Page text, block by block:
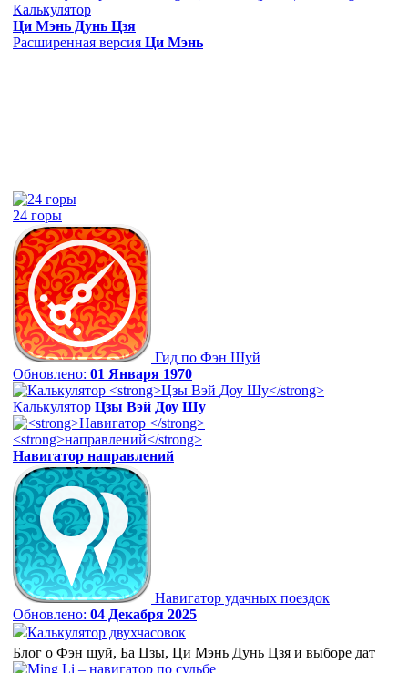
Калькулятор
Ци Мэнь Дунь Цзя
Расширенная версия Ци Мэнь
24 горы
Гид по Фэн Шуй
Обновлено: 01 Января 1970
Калькулятор Цзы Вэй Доу Шу
Навигатор направлений
Навигатор удачных поездок
Обновлено: 04 Декабря 2025
Калькулятор двухчасовок
Блог о Фэн шуй, Ба Цзы, Ци Мэнь Дунь Цзя и выборе дат